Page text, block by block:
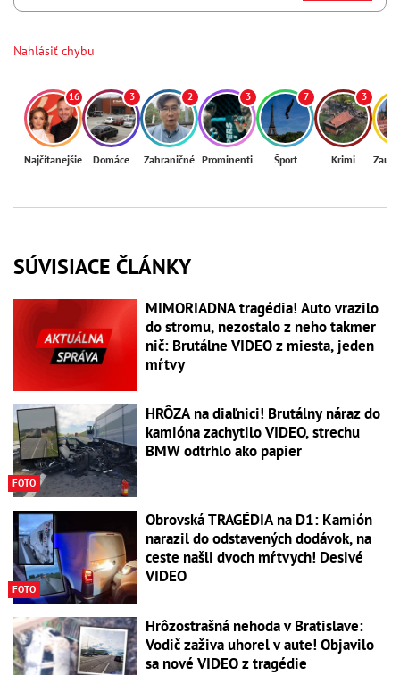
Nahlásiť chybu
16
Najčítanejšie
3
Domáce
2
Zahraničné
3
Prominenti
7
Šport
3
Krimi
SÚVISIACE ČLÁNKY
MIMORIADNA tragédia! Auto vrazilo
do stromu, nezostalo z neho takmer
nič: Brutálne VIDEO z miesta, jeden
mŕtvy
FOTO
HRÔZA na diaľnici! Brutálny náraz do
kamióna zachytilo VIDEO, strechu
BMW odtrhlo ako papier
FOTO
Obrovská TRAGÉDIA na D1: Kamión
narazil do odstavených dodávok, na
ceste našli dvoch mŕtvych! Desivé
VIDEO
Hrôzostrašná nehoda v Bratislave:
Vodič zaživa uhorel v aute! Objavilo
sa nové VIDEO z tragédie